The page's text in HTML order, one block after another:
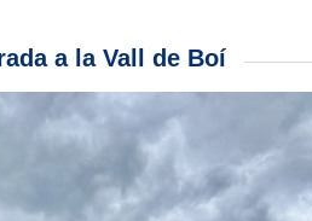
a la Vall de Boí